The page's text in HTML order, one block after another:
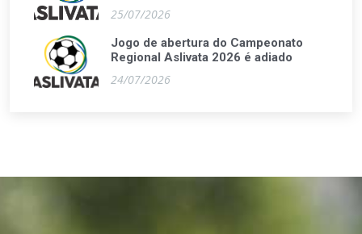
25/07/2026
Jogo de abertura do Campeonato
Regional Aslivata 2026 é adiado
24/07/2026